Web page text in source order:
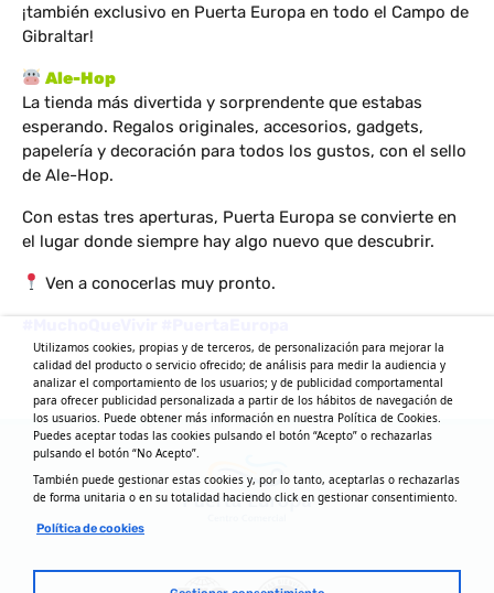
¡también exclusivo en Puerta Europa en todo el Campo de
Gibraltar!
Ale-Hop
La tienda más divertida y sorprendente que estabas
esperando. Regalos originales, accesorios, gadgets,
papelería y decoración para todos los gustos, con el sello
de Ale-Hop.
Con estas tres aperturas, Puerta Europa se convierte en
el lugar donde siempre hay algo nuevo que descubrir.
Ven a conocerlas muy pronto.
Utilizamos cookies, propias y de terceros, de personalización para mejorar la
calidad del producto o servicio ofrecido; de análisis para medir la audiencia y
analizar el comportamiento de los usuarios; y de publicidad comportamental
para ofrecer publicidad personalizada a partir de los hábitos de navegación de
los usuarios. Puede obtener más información en nuestra Política de Cookies.
Puedes aceptar todas las cookies pulsando el botón “Acepto” o rechazarlas
pulsando el botón “No Acepto”.
También puede gestionar estas cookies y, por lo tanto, aceptarlas o rechazarlas
de forma unitaria o en su totalidad haciendo click en gestionar consentimiento.
Política de cookies